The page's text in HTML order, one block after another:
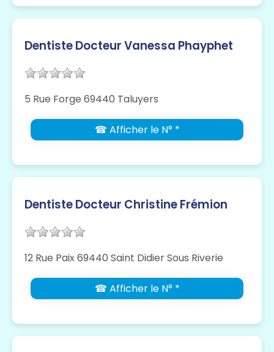
Dentiste Docteur Vanessa Phayphet
5 Rue Forge 69440 Taluyers
☎ Afficher le N° *
Dentiste Docteur Christine Frémion
12 Rue Paix 69440 Saint Didier Sous Riverie
☎ Afficher le N° *